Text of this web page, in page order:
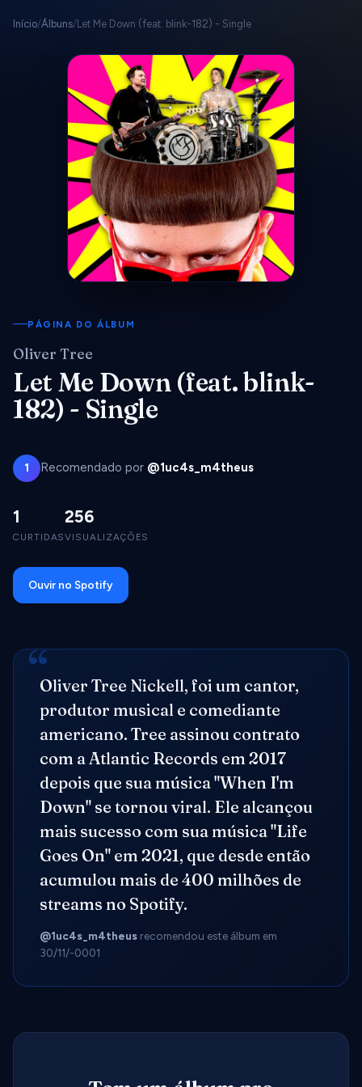
Início/Álbuns/Let Me Down (feat. blink-182) - Single
PÁGINA DO ÁLBUM
Oliver Tree
Let Me Down (feat. blink-
182) - Single
1 Recomendado por @1uc4s_m4theus
1
CURTIDAS
256
VISUALIZAÇÕES
Ouvir no Spotify
Oliver Tree Nickell, foi um cantor,
produtor musical e comediante
americano. Tree assinou contrato
com a Atlantic Records em 2017
depois que sua música "When I'm
Down" se tornou viral. Ele alcançou
mais sucesso com sua música "Life
Goes On" em 2021, que desde então
acumulou mais de 400 milhões de
streams no Spotify.
@1uc4s_m4theus recomendou este álbum em
30/11/-0001